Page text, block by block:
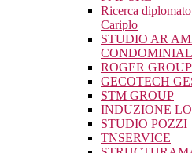
Ricerca
Cariplo
STUDIO AR
ROGER GROUP
GECOTECH
STM GROUP
INDUZIONE
STUDIO POZZI
TNSERVICE